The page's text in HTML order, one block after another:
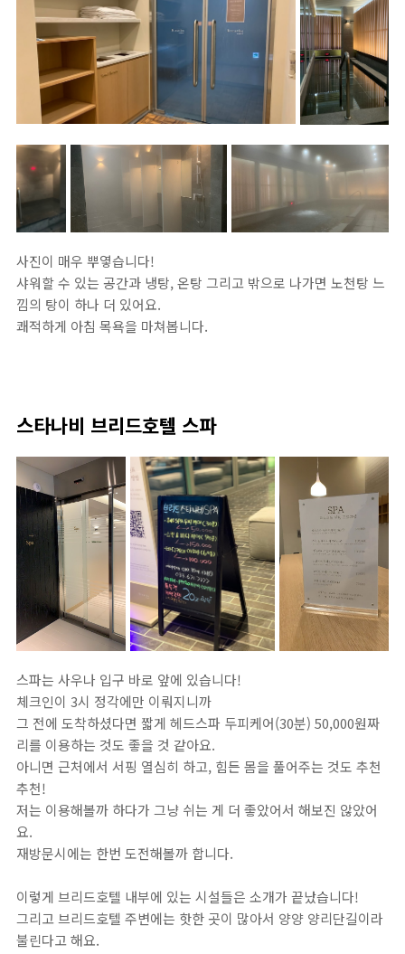
사진이 매우 뿌옇습니다!
샤워할 수 있는 공간과 냉탕, 온탕 그리고 밖으로 나가면 노천탕 느
낌의 탕이 하나 더 있어요.
쾌적하게 아침 목욕을 마쳐봅니다.
스타나비 브리드호텔 스파
스파는 사우나 입구 바로 앞에 있습니다!
체크인이 3시 정각에만 이뤄지니까
그 전에 도착하셨다면 짧게 헤드스파 두피케어(30분) 50,000원짜
리를 이용하는 것도 좋을 것 같아요.
아니면 근처에서 서핑 열심히 하고, 힘든 몸을 풀어주는 것도 추천
추천!
저는 이용해볼까 하다가 그냥 쉬는 게 더 좋았어서 해보진 않았어
요.
재방문시에는 한번 도전해볼까 합니다.
이렇게 브리드호텔 내부에 있는 시설들은 소개가 끝났습니다!
그리고 브리드호텔 주변에는 핫한 곳이 많아서 양양 양리단길이라
불린다고 해요.